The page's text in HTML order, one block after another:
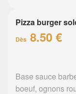
Pizza burger
Dès 8.50 €
Base sauce
boeuf, ognons